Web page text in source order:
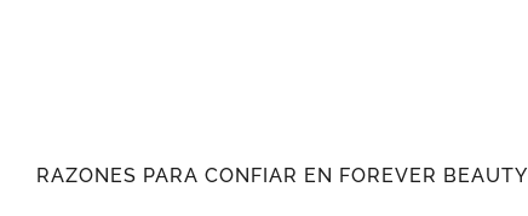
RAZONES PARA CONFIAR EN FOREVER BEAUTY